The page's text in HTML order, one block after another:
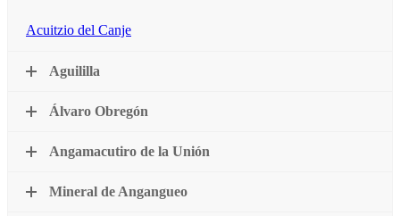
Acuitzio del Canje
Aguililla
Álvaro Obregón
Angamacutiro de la Unión
Mineral de Angangueo